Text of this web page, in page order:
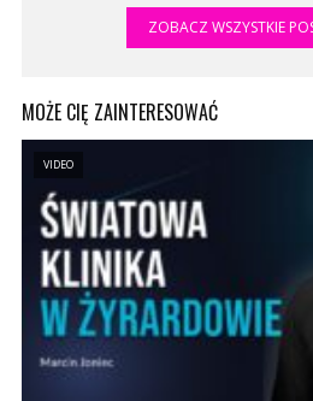
ZOBACZ WSZYSTKIE
MOŻE CIĘ ZAINTERESOWAĆ
VIDEO